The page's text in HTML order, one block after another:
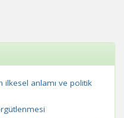
ilkesel anlamı ve politik